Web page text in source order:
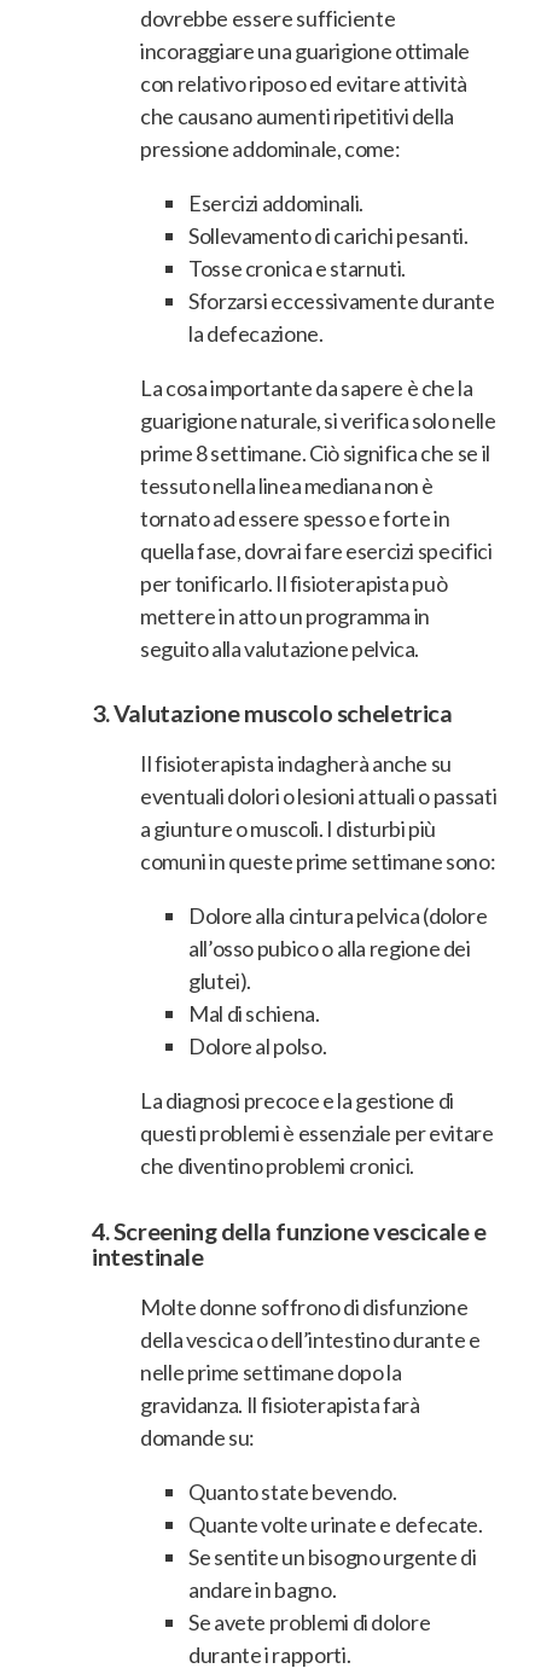
dovrebbe essere sufficiente
incoraggiare una guarigione ottimale
con relativo riposo ed evitare attività
che causano aumenti ripetitivi della
pressione addominale, come:
Esercizi addominali.
Sollevamento di carichi pesanti.
Tosse cronica e starnuti.
Sforzarsi eccessivamente durante
la defecazione.
La cosa importante da sapere è che la
guarigione naturale, si verifica solo nelle
prime 8 settimane. Ciò significa che se il
tessuto nella linea mediana non è
tornato ad essere spesso e forte in
quella fase, dovrai fare esercizi specifici
per tonificarlo. Il fisioterapista può
mettere in atto un programma in
seguito alla valutazione pelvica.
3.Valutazione muscolo scheletrica
Il fisioterapista indagherà anche su
eventuali dolori o lesioni attuali o passati
a giunture o muscoli. I disturbi più
comuni in queste prime settimane sono:
Dolore alla cintura pelvica (dolore
all’osso pubico o alla regione dei
glutei).
Mal di schiena.
Dolore al polso.
La diagnosi precoce e la gestione di
questi problemi è essenziale per evitare
che diventino problemi cronici.
4.Screening della funzione vescicale e
intestinale
Molte donne soffrono di disfunzione
della vescica o dell’intestino durante e
nelle prime settimane dopo la
gravidanza. Il fisioterapista farà
domande su:
Quanto state bevendo.
Quante volte urinate e defecate.
Se sentite un bisogno urgente di
andare in bagno.
Se avete problemi di dolore
durante i rapporti.